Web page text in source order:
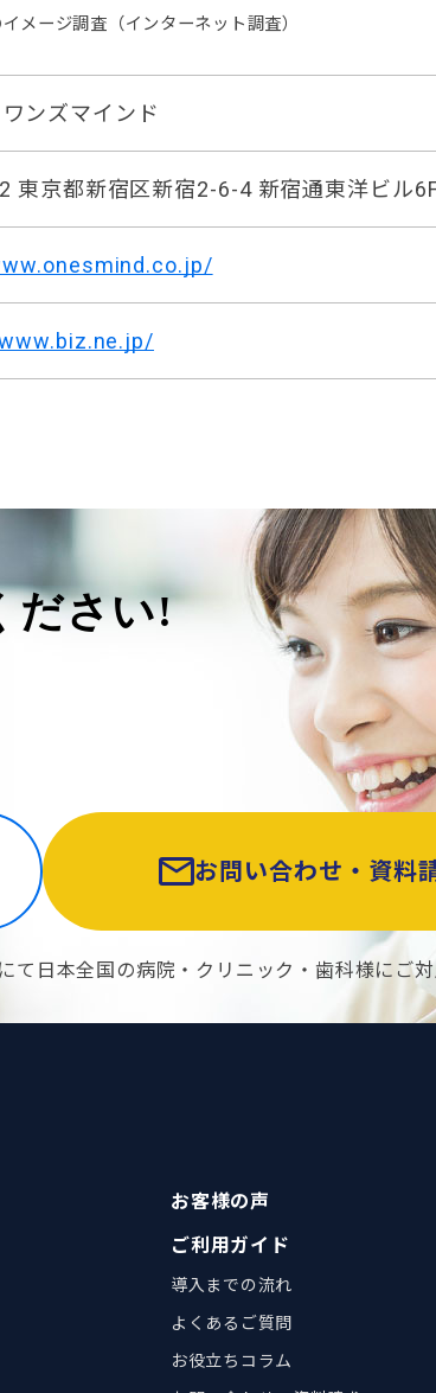
メージ調査（インターネット調査）
ンズマインド
東京都新宿区新宿2-6-4 新宿通東洋ビル
ださい!
お問い合わせ・資料
て日本全国の病院・クリニック・歯科様にご
お客様の声
ご利用ガイド
導入までの流れ
よくあるご質問
お役立ちコラム